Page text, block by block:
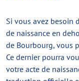
Si vous avez besoin
de naissance en
de Bourbourg, vous
Ce dernier pourra
votre acte de